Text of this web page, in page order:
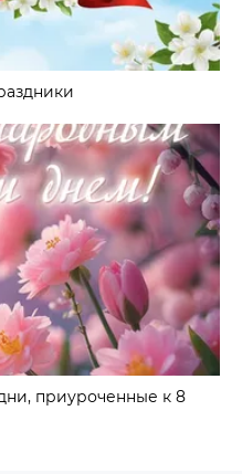
приуроченные к 8